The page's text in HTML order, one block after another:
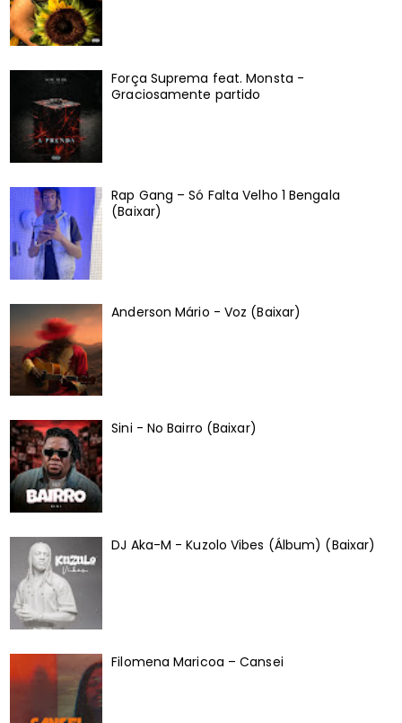
Força Suprema feat. Monsta -
Graciosamente partido
Rap Gang – Só Falta Velho 1 Bengala
(Baixar)
Anderson Mário - Voz (Baixar)
Sini - No Bairro (Baixar)
DJ Aka-M - Kuzolo Vibes (Álbum) (Baixar)
Filomena Maricoa – Cansei